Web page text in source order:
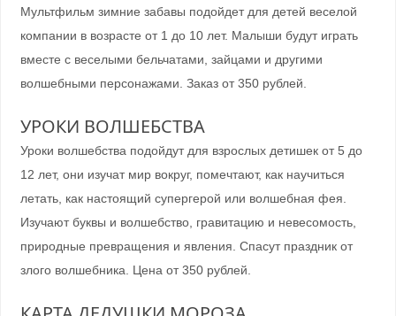
Мультфильм зимние забавы подойдет для детей веселой
компании в возрасте от 1 до 10 лет. Малыши будут играть
вместе с веселыми бельчатами, зайцами и другими
волшебными персонажами. Заказ от 350 рублей.
УРОКИ ВОЛШЕБСТВА
Уроки волшебства подойдут для взрослых детишек от 5 до
12 лет, они изучат мир вокруг, помечтают, как научиться
летать, как настоящий супергерой или волшебная фея.
Изучают буквы и волшебство, гравитацию и невесомость,
природные превращения и явления. Спасут праздник от
злого волшебника. Цена от 350 рублей.